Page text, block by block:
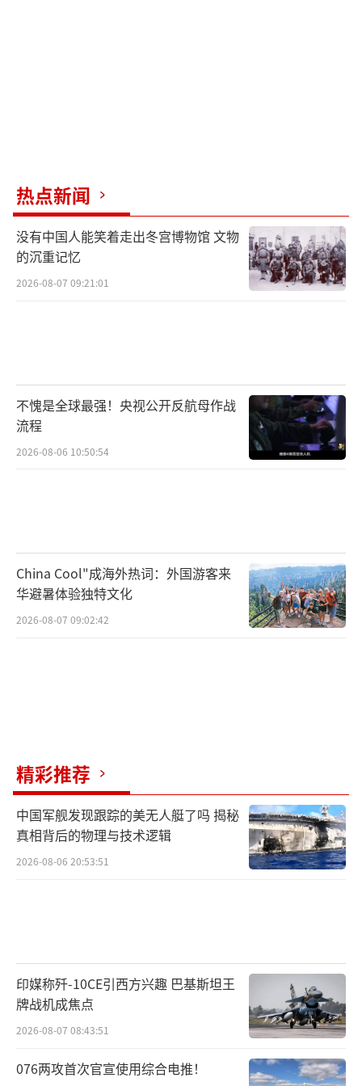
热点新闻
没有中国人能笑着走出冬宫博物馆 文物
的沉重记忆
2026-08-07 09:21:01
不愧是全球最强！央视公开反航母作战
流程
2026-08-06 10:50:54
China Cool"成海外热词：外国游客来
华避暑体验独特文化
2026-08-07 09:02:42
精彩推荐
中国军舰发现跟踪的美无人艇了吗 揭秘
真相背后的物理与技术逻辑
2026-08-06 20:53:51
印媒称歼-10CE引西方兴趣 巴基斯坦王
牌战机成焦点
2026-08-07 08:43:51
076两攻首次官宣使用综合电推！